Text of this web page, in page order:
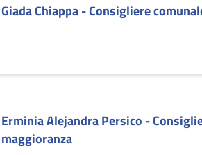
Giada Chiappa - Consigliere
Erminia Alejandra Persico -
maggioranza